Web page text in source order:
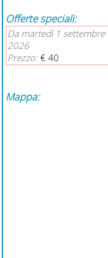
Offerte speciali:
Da martedì 1
2026
Prezzo:€ 40
Mappa: